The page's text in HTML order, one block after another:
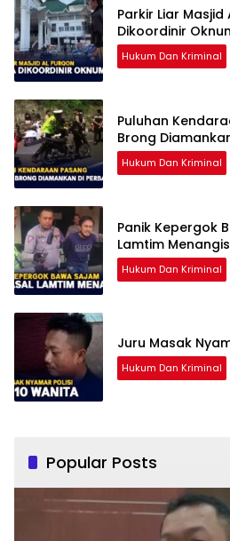
Parkir Liar
Dikoordinir
Hukum Dan Kriminal
Puluhan
Brong
Hukum Dan Kriminal
Panik Kepergok
Lamtim Menangis
Hukum Dan Kriminal
Juru Masak
Hukum Dan Kriminal
Popular Posts